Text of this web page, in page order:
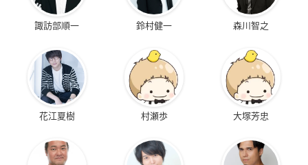
諏訪部順一 鈴村健一 森川智之
花江夏樹 村瀬歩 大塚芳忠